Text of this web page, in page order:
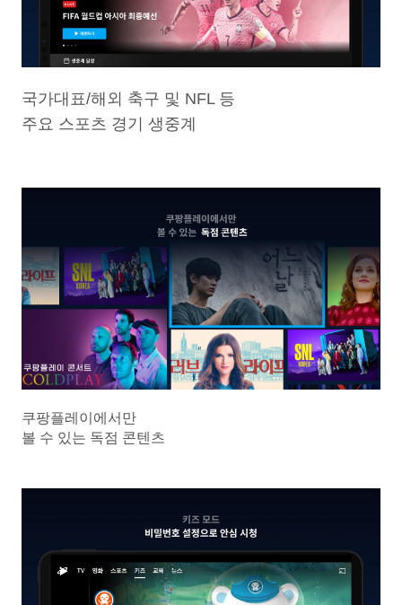
국가대표/해외 축구 및 NFL 등
주요 스포츠 경기 생중계
쿠팡플레이에서만
볼 수 있는 독점 콘텐츠